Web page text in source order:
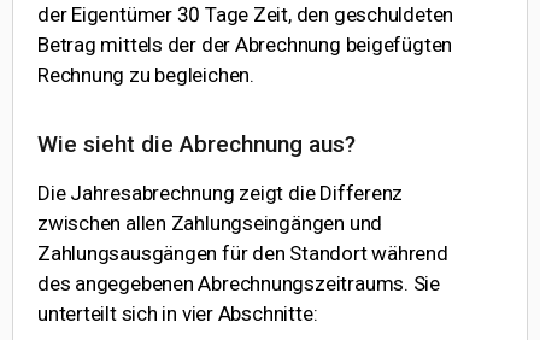
der Eigentümer 30 Tage Zeit, den geschuldeten
Betrag mittels der der Abrechnung beigefügten
Rechnung zu begleichen.
Wie sieht die Abrechnung aus?
Die Jahresabrechnung zeigt die Differenz
zwischen allen Zahlungseingängen und
Zahlungsausgängen für den Standort während
des angegebenen Abrechnungszeitraums. Sie
unterteilt sich in vier Abschnitte: